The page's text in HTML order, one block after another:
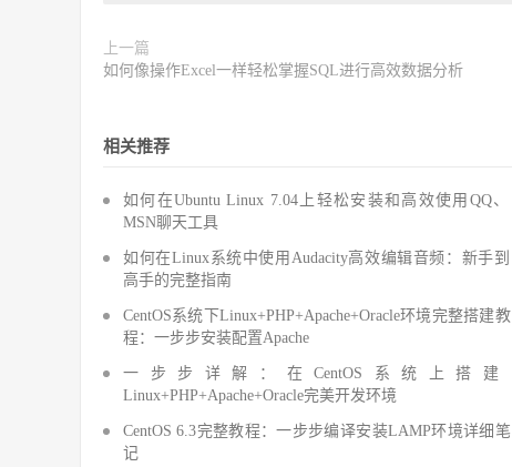
上一篇
如何像操作Excel一样轻松掌握SQL进行高效数据分析
相关推荐
如何在Ubuntu Linux 7.04上轻松安装和高效使用QQ、
MSN聊天工具
如何在Linux系统中使用Audacity高效编辑音频：新手到
高手的完整指南
CentOS系统下Linux+PHP+Apache+Oracle环境完整搭建教
程：一步步安装配置Apache
一步步详解：在CentOS系统上搭建
Linux+PHP+Apache+Oracle完美开发环境
CentOS 6.3完整教程：一步步编译安装LAMP环境详细笔
记